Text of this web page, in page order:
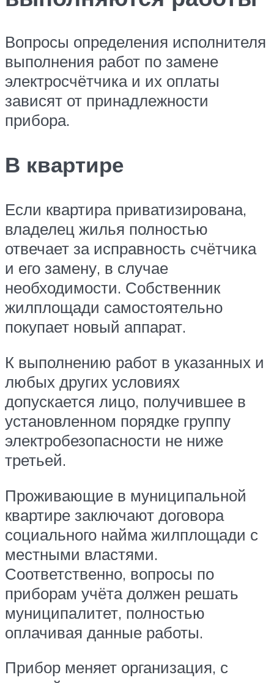
Вопросы определения исполнителя
выполнения работ по замене
электросчётчика и их оплаты
зависят от принадлежности
прибора.
В квартире
Если квартира приватизирована,
владелец жилья полностью
отвечает за исправность счётчика
и его замену, в случае
необходимости. Собственник
жилплощади самостоятельно
покупает новый аппарат.
К выполнению работ в указанных и
любых других условиях
допускается лицо, получившее в
установленном порядке группу
электробезопасности не ниже
третьей.
Проживающие в муниципальной
квартире заключают договора
социального найма жилплощади с
местными властями.
Соответственно, вопросы по
приборам учёта должен решать
муниципалитет, полностью
оплачивая данные работы.
Прибор меняет организация, с